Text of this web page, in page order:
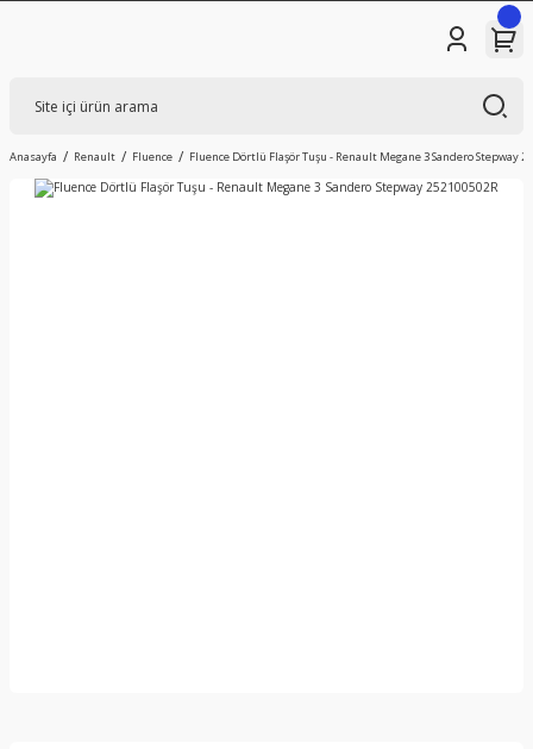
Anasayfa Renault Fluence Fluence Dörtlü Flaşör Tuşu - Renault Megane 3 Sandero Stepway